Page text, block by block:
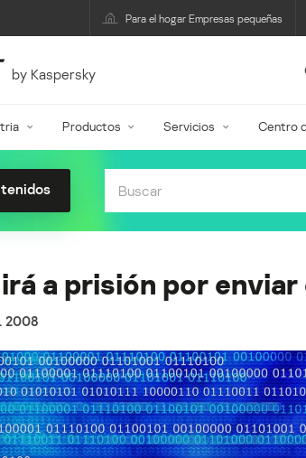
Para el hogar Empresas pequeñas
by Kaspersky
Productos Servicios Centro
a prisión por
2008